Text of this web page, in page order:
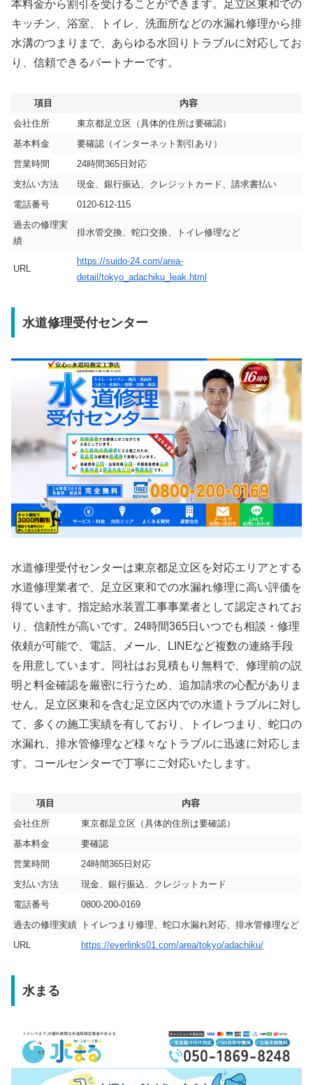
本料金から割引を受けることができます。足立区東和での
キッチン、浴室、トイレ、洗面所などの水漏れ修理から排
水溝のつまりまで、あらゆる水回りトラブルに対応してお
り、信頼できるパートナーです。
項目
内容
会社住所
東京都足立区（具体的住所は要確認）
基本料金
要確認（インターネット割引あり）
営業時間
24時間365日対応
支払い方法
現金、銀行振込、クレジットカード、請求書払い
電話番号
0120-612-115
過去の修理実
績
排水管交換、蛇口交換、トイレ修理など
URL
https://suido-24.com/area-
detail/tokyo_adachiku_leak.html
水道修理受付センター
水道修理受付センターは東京都足立区を対応エリアとする
水道修理業者で、足立区東和での水漏れ修理に高い評価を
得ています。指定給水装置工事事業者として認定されてお
り、信頼性が高いです。24時間365日いつでも相談・修理
依頼が可能で、電話、メール、LINEなど複数の連絡手段
を用意しています。同社はお見積もり無料で、修理前の説
明と料金確認を厳密に行うため、追加請求の心配がありま
せん。足立区東和を含む足立区内での水道トラブルに対し
て、多くの施工実績を有しており、トイレつまり、蛇口の
水漏れ、排水管修理など様々なトラブルに迅速に対応しま
す。コールセンターで丁寧にご対応いたします。
項目
内容
会社住所
東京都足立区（具体的住所は要確認）
基本料金
要確認
営業時間
24時間365日対応
支払い方法
現金、銀行振込、クレジットカード
電話番号
0800-200-0169
過去の修理実績
トイレつまり修理、蛇口水漏れ対応、排水管修理など
URL
https://everlinks01.com/area/tokyo/adachiku/
水まる